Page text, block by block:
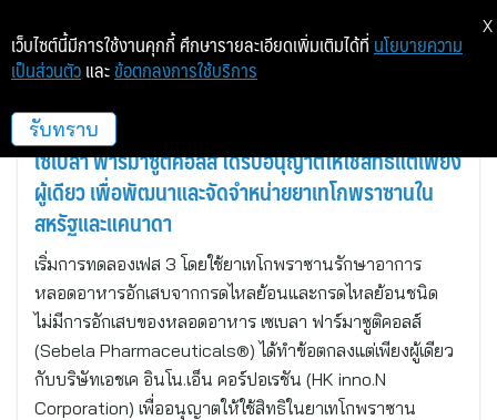
เบรนทรี, แมสซาชูเซตส์
เซเบลา ฟาร์มาซูติคอลส์ ได้รับอนุญาตให้ใช้สิทธิแต่เพียง
ผู้เดียว เพื่อพัฒนาและจัดจำหน่ายยาเทโกพราซานใน
สหรัฐและแคนาดา
เริ่มการทดลองเฟส 3 โดยใช้ยาเทโกพราซานรักษาอาการ
หลอดอาหารอักเสบจากกรดไหลย้อนและกรดไหลย้อนชนิด
ไม่มีการอักเสบของหลอดอาหาร เซเบลา ฟาร์มาซูติคอลส์
(Sebela Pharmaceuticals®) ได้ทำข้อตกลงแต่เพียงผู้เดียว
กับบริษัทเอชเค อินโน.เอ็น คอร์ปอเรชัน (HK inno.N
Corporation) เพื่ออนุญาตให้ใช้สิทธิในยาเทโกพราซาน
เว็บไซต์นี้มีการใช้งานคุกกี้ ศึกษารายละเอียดเพิ่มเติมได้ที่ นโยบายความ
เป็นส่วนตัว และ ข้อตกลงการใช้บริการ
รับทราบ
X